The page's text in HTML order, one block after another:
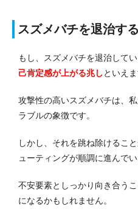
スズメバチを退治する
もし、スズメバチを退治してい
己肯定感が上がる兆しといえま
攻撃性の高いスズメバチは、
ラブルの象徴です。
しかし、それを跳ね除けるこ
ューティングが順調に進んでい
不安要素としっかり向き合う
になるかもしれません。